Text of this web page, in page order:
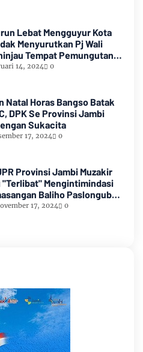
Kota
Menyurutkan Pj Wali
2024
14, 2024 0
Natal Horas Bangso Batak
DPK Se Provinsi Jambi
Sukacita
17, 2024 0
Provinsi Jambi Muzakir
"Terlibat" Mengintimindasi
Baliho Paslongub
17, 2024 0